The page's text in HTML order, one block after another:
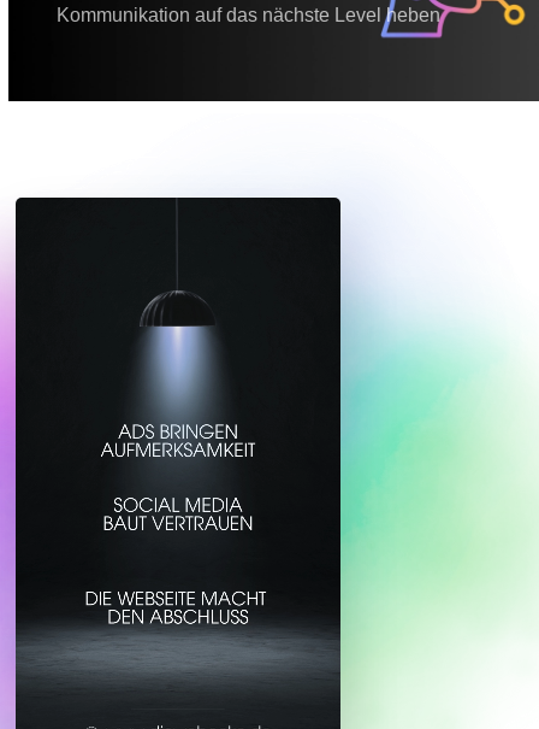
Kommunikation auf das nächste Level heben